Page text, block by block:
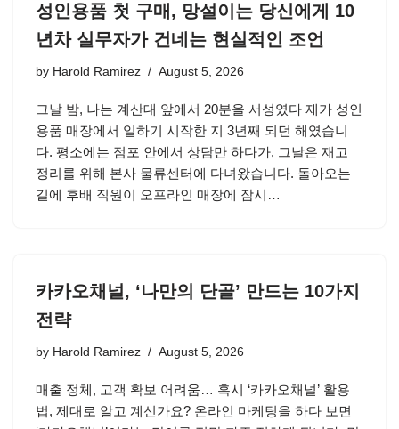
성인용품 첫 구매, 망설이는 당신에게 10
년차 실무자가 건네는 현실적인 조언
by Harold Ramirez August 5, 2026
그날 밤, 나는 계산대 앞에서 20분을 서성였다 제가 성인
용품 매장에서 일하기 시작한 지 3년째 되던 해였습니
다. 평소에는 점포 안에서 상담만 하다가, 그날은 재고
정리를 위해 본사 물류센터에 다녀왔습니다. 돌아오는
길에 후배 직원이 오프라인 매장에 잠시…
카카오채널, ‘나만의 단골’ 만드는 10가지
전략
by Harold Ramirez August 5, 2026
매출 정체, 고객 확보 어려움… 혹시 ‘카카오채널’ 활용
법, 제대로 알고 계신가요? 온라인 마케팅을 하다 보면